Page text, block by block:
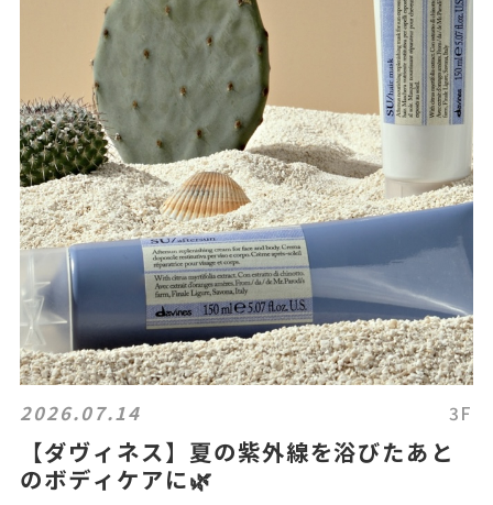
2026.07.14 3F
【ダヴィネス】夏の紫外線を浴びたあと
のボディケアに🌿